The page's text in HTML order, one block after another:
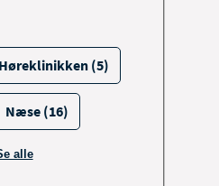
(5)
Næse (16)
alle
muligheder